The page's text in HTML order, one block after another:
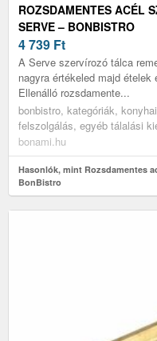
ROZSDAMENTES ACÉL
SERVE – BONBISTRO
4 739 Ft
A Serve szervírozó tálca
nagyra értékeled majd
Ellenálló rozsdamente...
bonbistro, kategóriák,
felszolgálás, egyéb tálalási
bonami.hu
Hasonlók, mint Rozsdamentes
BonBistro